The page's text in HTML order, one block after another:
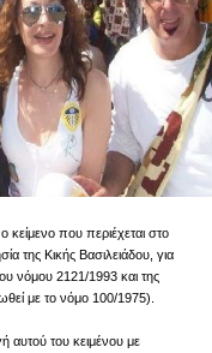
κείμενο που περιέχεται στο
της Κικής Βασιλειάδου, για
νόμου 2121/1993 και της
με το νόμο 100/1975).
αυτού του κειμένου με